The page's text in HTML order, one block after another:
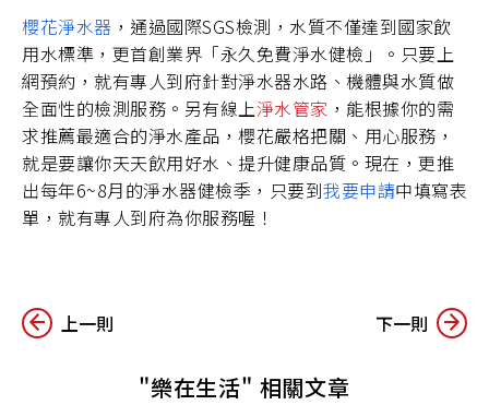
櫻花淨水器 ，通過國際SGS檢測，水質不僅達到國家飲
用水標準，更首創業界「永久免費淨水健檢」。只要上
網預約，就有專人到府針對淨水器水路、機體與水質做
全面性的檢測服務。另有線上淨水管家 ，能根據你的需
求推薦最適合的淨水產品，櫻花嚴格把關、用心服務，
就是要讓你天天飲用好水、提升健康品質。現在，更推
出每年6~8月的淨水器健檢季，只要到我要申請中填寫表
單，就有專人到府為你服務喔！
上一則 下一則
"樂在生活" 相關文章